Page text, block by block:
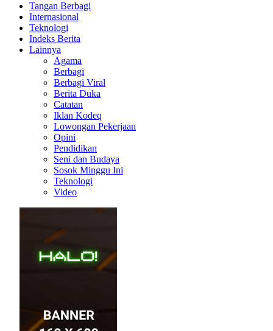
Tangan Berbagi
Internasional
Teknologi
Indeks Berita
Lainnya
Agama
Berbagi
Berbagi Viral
Berita Duka
Catatan
Iklan Kodeq
Lowongan Pekerjaan
Opini
Pendidikan
Seni dan Budaya
Sosok Minggu Ini
Teknologi
Video